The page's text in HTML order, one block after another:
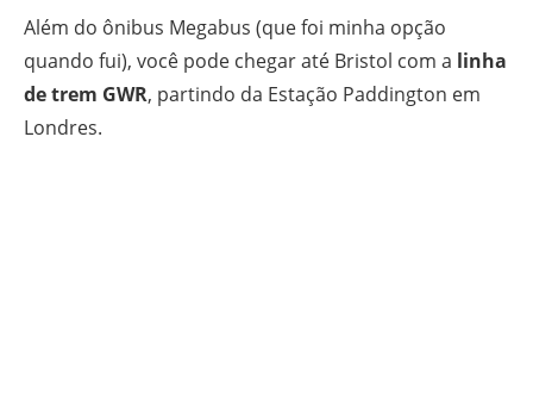
Além do ônibus Megabus (que foi minha opção
quando fui), você pode chegar até Bristol com a linha
de trem GWR, partindo da Estação Paddington em
Londres.